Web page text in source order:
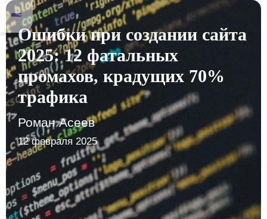
Ошибки при создании сайта
2025: 12 фатальных
промахов, крадущих 70%
трафика
Роман Асеев
12 февраля 2025